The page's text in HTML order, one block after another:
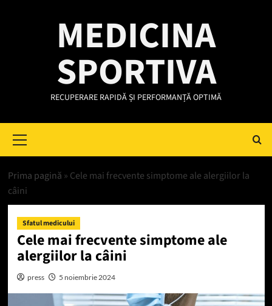
MEDICINA
SPORTIVA
RECUPERARE RAPIDĂ ȘI PERFORMANȚĂ OPTIMĂ
Menu
Prima pagină » Cele mai frecvente simptome ale alergiilor la
câini
Sfatul medicului
Cele mai frecvente simptome ale
alergiilor la câini
press 5 noiembrie 2024